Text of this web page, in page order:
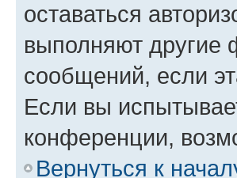
оставаться
выполняют другие
сообщений, если
Если вы
конференции,
Вернуться к